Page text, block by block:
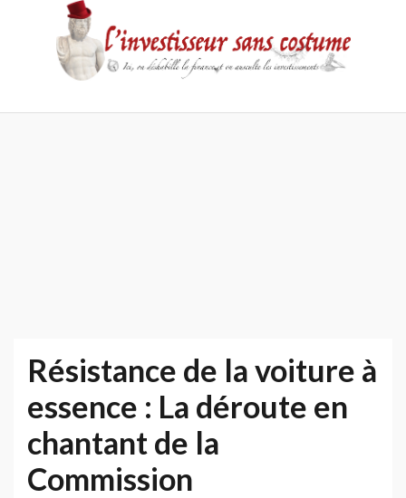
confidentialité
Résistance de la voiture à
essence : La déroute en
chantant de la
Commission